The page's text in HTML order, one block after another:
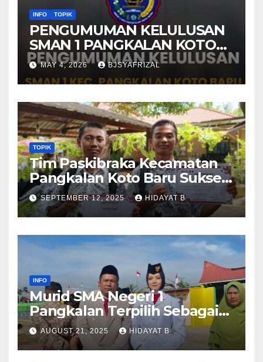
INFO TOPIK
PENGUMUMAN KELULUSAN
SMAN 1 PANGKALAN KOTO
BARU TAHUN AJARAN 2025-
2026
MAY 4, 2026 BJSYAFRIZAL
TOPIK
Tim Paskibraka Kecamatan
Pangkalan Koto Baru Sukses
Laksanakan Tugas pada
Upacara 17 Agustus 2025
SEPTEMBER 12, 2025 HIDAYAT B
INFO
Murid SMA Negeri 1
Pangkalan Terpilih Sebagai
Anggota Paskibra Tingkat
Kabupaten Lima Puluh Kota
AUGUST 21, 2025 HIDAYAT B